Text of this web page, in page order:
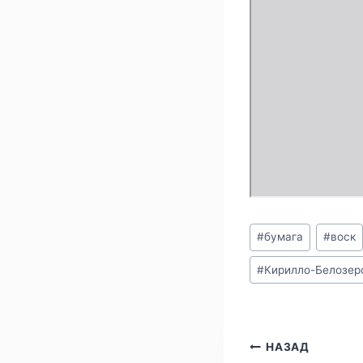
Метки
записи:
#бумага #воск
#Кирилло-
Навигация
НАЗАД